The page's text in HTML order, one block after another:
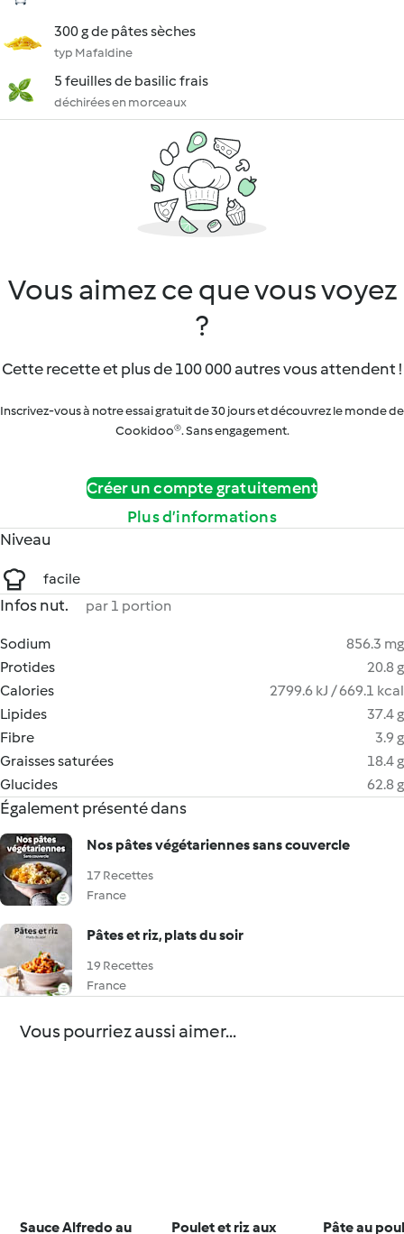
300 g de pâtes sèches
typ Mafaldine
5 feuilles de basilic frais
déchirées en morceaux
Vous aimez ce que vous voyez
?
Cette recette et plus de 100 000 autres vous attendent !
Inscrivez-vous à notre essai gratuit de 30 jours et découvrez le monde de
Cookidoo®. Sans engagement.
Créer un compte gratuitement
Plus d’informations
Niveau
facile
Infos nut. par 1 portion
Sodium
856.3 mg
Protides
20.8 g
Calories
2799.6 kJ / 669.1 kcal
Lipides
37.4 g
Fibre
3.9 g
Graisses saturées
18.4 g
Glucides
62.8 g
Également présenté dans
Nos pâtes végétariennes sans couvercle
17 Recettes
France
Pâtes et riz, plats du soir
19 Recettes
France
Vous pourriez aussi aimer...
Sauce Alfredo au Poulet et riz aux Pâte au